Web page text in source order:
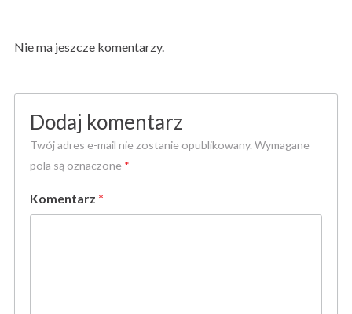
Nie ma jeszcze komentarzy.
Dodaj komentarz
Twój adres e-mail nie zostanie opublikowany. Wymagane
pola są oznaczone *
Komentarz *